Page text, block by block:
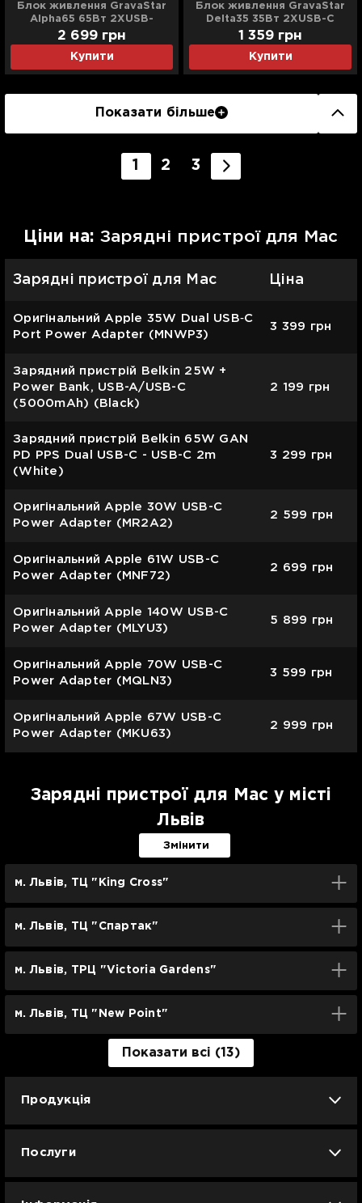
Блок живлення GravaStar
Alpha65 65Вт 2XUSB-
C/USB-A (Yellow)
Купити
2 699 грн
Блок живлення GravaStar
Delta35 35Вт 2XUSB-C
(White)
Купити
1 359 грн
Показати більше
1 2 3
Цiни на: Зарядні пристрої для Mac
Зарядні пристрої для Mac Ціна
Оригінальний Apple 35W Dual USB‑C
Port Power Adapter (MNWP3)
3 399 грн
Зарядний пристрій Belkin 25W +
Power Bank, USB-A/USB-C
(5000mAh) (Black)
2 199 грн
Зарядний пристрій Belkin 65W GAN
PD PPS Dual USB-С - USB-С 2m
(White)
3 299 грн
Оригінальний Apple 30W USB-C
Power Adapter (MR2A2)
2 599 грн
Оригінальний Apple 61W USB-C
Power Adapter (MNF72)
2 699 грн
Оригінальний Apple 140W USB-C
Power Adapter (MLYU3)
5 899 грн
Оригінальний Apple 70W USB-C
Power Adapter (MQLN3)
3 599 грн
Оригінальний Apple 67W USB-C
Power Adapter (MKU63)
2 999 грн
Зарядні пристрої для Mac у місті
Львів
Змінити
м. Львів, ТЦ "King Cross"
м. Львів, ТЦ "Спартак"
м. Львів, ТРЦ "Victoria Gardens"
м. Львів, ТЦ "New Point"
Показати всі (13)
Продукція
Послуги